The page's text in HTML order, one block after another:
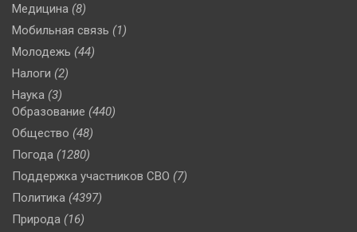
Медицина (8)
Мобильная связь (1)
Молодежь (44)
Налоги (2)
Наука (3)
Образование (440)
Общество (48)
Погода (1280)
Поддержка участников СВО (7)
Политика (4397)
Природа (16)